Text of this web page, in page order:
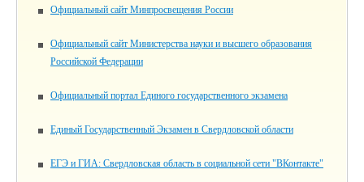
Официальный сайт Минпросвещения России
Официальный сайт Министерства науки и высшего образования
Российской Федерации
Официальный портал Единого государственного экзамена
Единый Государственный Экзамен в Свердловской области
ЕГЭ и ГИА: Свердловская область в социальной сети "ВКонтакте"